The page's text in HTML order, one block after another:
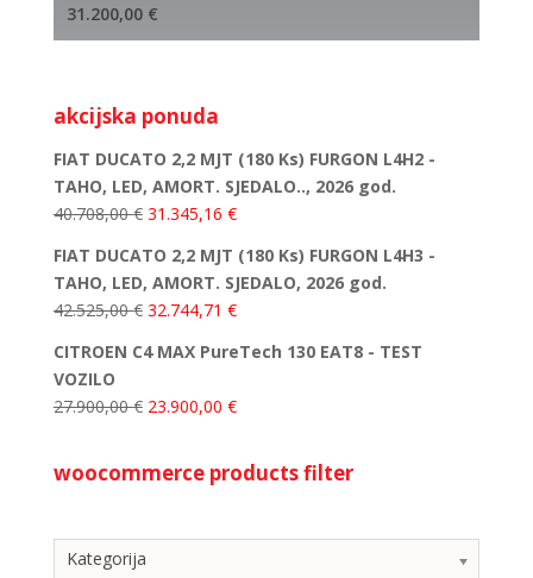
31.200,00 €
akcijska ponuda
FIAT DUCATO 2,2 MJT (180 Ks) FURGON L4H2 -
TAHO, LED, AMORT. SJEDALO.., 2026 god.
40.708,00€ 31.345,16 €
FIAT DUCATO 2,2 MJT (180 Ks) FURGON L4H3 -
TAHO, LED, AMORT. SJEDALO, 2026 god.
42.525,00€ 32.744,71 €
CITROEN C4 MAX PureTech 130 EAT8 - TEST
VOZILO
27.900,00€ 23.900,00 €
woocommerce products filter
Kategorija